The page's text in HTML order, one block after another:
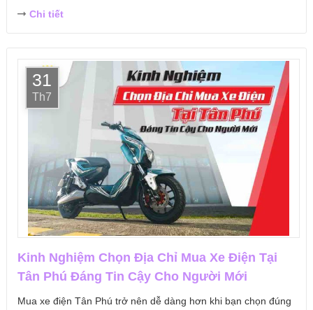
Chi tiết
31
Th7
Kinh Nghiệm Chọn Địa Chỉ Mua Xe Điện Tại
Tân Phú Đáng Tin Cậy Cho Người Mới
Mua xe điện Tân Phú trở nên dễ dàng hơn khi bạn chọn đúng